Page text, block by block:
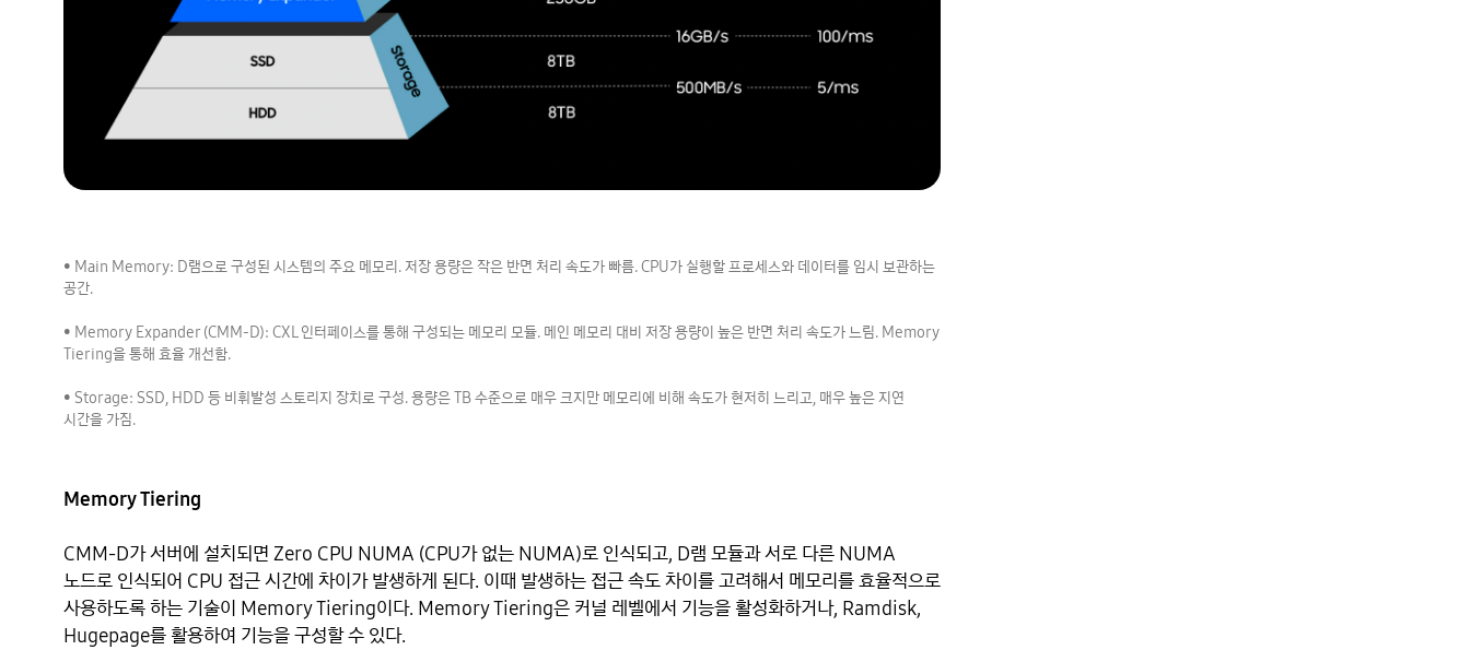
• Main Memory: D램으로 구성된 시스템의 주요 메모리. 저장 용량은 작은 반면 처리 속도가 빠름. CPU가 실행할 프로세스와 데이터를 임시 보관하는
공간.
• Memory Expander (CMM-D): CXL 인터페이스를 통해 구성되는 메모리 모듈. 메인 메모리 대비 저장 용량이 높은 반면 처리 속도가 느림. Memory
Tiering을 통해 효율 개선함.
• Storage: SSD, HDD 등 비휘발성 스토리지 장치로 구성. 용량은 TB 수준으로 매우 크지만 메모리에 비해 속도가 현저히 느리고, 매우 높은 지연
Memory Tiering
CMM-D가 서버에 설치되면 Zero CPU NUMA (CPU가 없는 NUMA)로 인식되고, D램 모듈과 서로 다른 NUMA
노드로 인식되어 CPU 접근 시간에 차이가 발생하게 된다. 이때 발생하는 접근 속도 차이를 고려해서 메모리를 효율적으로
사용하도록 하는 기술이 Memory Tiering이다. Memory Tiering은 커널 레벨에서 기능을 활성화하거나, Ramdisk,
Hugepage를 활용하여 기능을 구성할 수 있다.